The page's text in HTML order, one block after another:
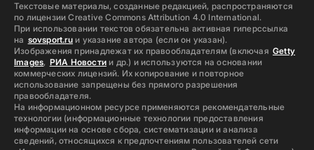
Текстовые материалы, созданные редакцией, распространяются
по лицензии Creative Commons Attribution 4.0 International.
При использовании текстов обязательна активная гиперссылка
на sovsport.ruи указание автора (если он указан).
Изображения принадлежат их правообладателям (включая Getty
Images, РИА Новостии др.) и используются на основании
коммерческих лицензий. Их копирование и повторное
использование запрещены без прямого разрешения
правообладателя.
На информационном ресурсе применяются рекомендательные
технологии (информационные технологии предоставления
информации на основе сбора, систематизации и анализа
сведений, относящихся к предпочтениям пользователей сети